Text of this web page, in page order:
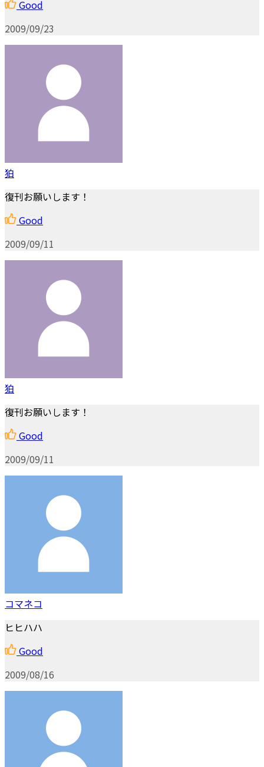
Good
2009/09/23
狛
復刊お願いします！
Good
2009/09/11
狛
復刊お願いします！
Good
2009/09/11
コマネコ
ヒヒハハ
Good
2009/08/16